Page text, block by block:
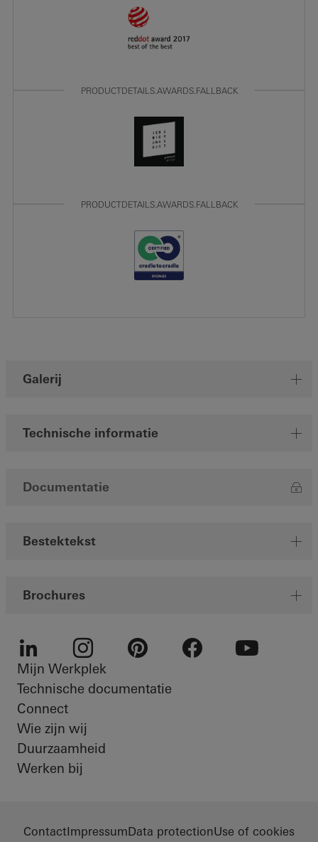
PRODUCTDETAILS.AWARDS.FALLBACK
PRODUCTDETAILS.AWARDS.FALLBACK
Galerij
Technische informatie
Documentatie
Bestektekst
Brochures
LinkedIn Instagram
Mijn Werkplek
Technische documentatie
Connect
Wie zijn wij
Duurzaamheid
Werken bij
ContactImpressumData protectionUse of cookies